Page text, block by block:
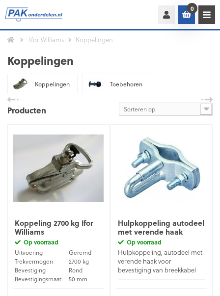
0
Ifor Williams Koppelingen
Koppelingen
Koppelingen Toebehoren
Producten Sorteren op
Koppeling 2700 kg Ifor
Williams
Op voorraad
Uitvoering
Geremd
Trekvermogen
2700 kg
Bevestiging
Rond
Bevestigingsmaat
50 mm
Hulpkoppeling autodeel
met verende haak
Op voorraad
Hulpkoppeling, autodeel met
verende haak voor
bevestiging van breekkabel